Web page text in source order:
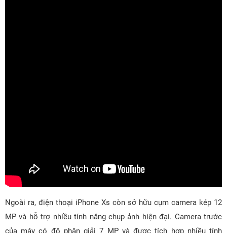
Ngoài ra, điện thoại iPhone Xs còn sở hữu cụm camera kép 12
MP và hỗ trợ nhiều tính năng chụp ảnh hiện đại. Camera trước
của máy có độ phân giải 7 MP và được tích hợp nhiều tính